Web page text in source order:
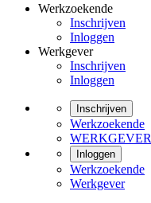
Werkzoekende
Inschrijven
Inloggen
Werkgever
Inschrijven
Inloggen
Inschrijven
Werkzoekende
WERKGEVER
Inloggen
Werkzoekende
Werkgever